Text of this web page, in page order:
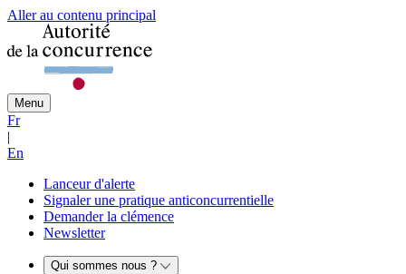
Aller au contenu principal
Menu
Fr
|
En
Lanceur d'alerte
Signaler une pratique anticoncurrentielle
Demander la clémence
Newsletter
Qui sommes nous ?